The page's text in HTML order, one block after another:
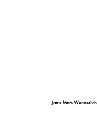
Janis Mars Wunderlich